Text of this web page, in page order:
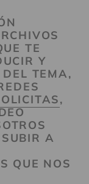
TE
Y
TEMA,
,
A
QUE NOS